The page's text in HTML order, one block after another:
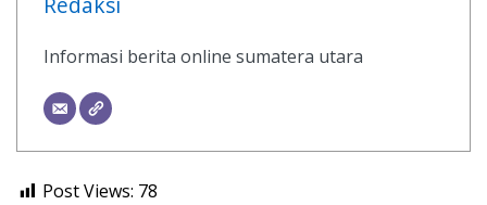
Informasi berita online sumatera utara
Post Views: 78